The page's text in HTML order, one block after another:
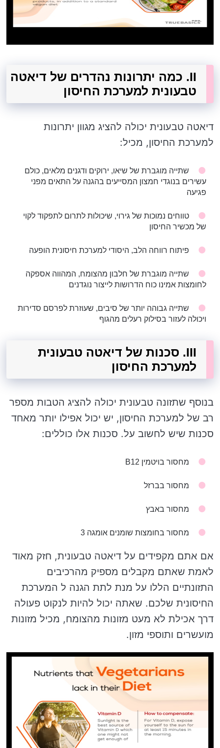
II. כמה יתרונות נהדרים של דיאטה
טבעונית למערכת החיסון
דיאטה טבעונית יכולה להציג מגוון יתרונות
למערכת החיסון, מכיל:
שתייה מוגברת של שיאו, ירוקים ודגנים מלאים, כולם
עשירים בנוגדי חמצון המסייעים בהגנה על התאים מפני
פגיעה
טווחים נמוכות של גירוי, שיכולות לתרום לתפקוד לקוי
של מכשיר החיסון
פיתוח רווחה הלב, היסודי למערכת חיסונית הופעה
שתייה מוגברת של חלבון מהצומח, המהווה אספקה
לחומצות אמינו כוח הדרושות לייצור נוגדנים
שתייה גבוהה יותר של סיבים, שעוזרת לפרסם סדירות
ויכולה לעזור בסילוק רעלים מהגוף
III. סכנות של דיאטה טבעונית
למערכת החיסון
בנוסף שתזונה טבעונית יכולה להציג הטבות מספר
רב של למערכת החיסון, יש יכול אפילו יותר מאחד
סכנות שיש לחשוב על. סכנות אלו כוללים:
מחסור בויטמין B12
מחסור בברזל
מחסור באבץ
מחסור בחומצות שומנים אומגה 3
אם אתם מקפידים על דיאטה טבעונית, חזק מאוד
לאמת שאתם מקבלים מספיק מהרכיבים
התזונתיים הללו על מנת לתת הגנה ל המערכת
החיסונית שלכם. שאתה יכול להיות לנקוט פעולה
דרך אכילת לא מעט מזונות מהצומח, מכיל מזונות
מועשרים ותוספי מזון.